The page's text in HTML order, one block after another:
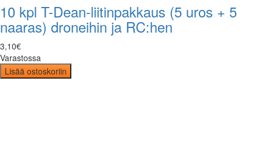
10 kpl T-Dean-liitinpakkaus (5 uros + 5
naaras) droneihin ja RC:hen
3,10€
Varastossa
Lisää ostoskoriin